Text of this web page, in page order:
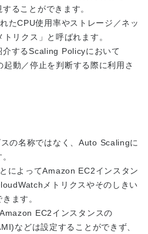
ることができます。
たCPU使用率やストレージ／ネッ
リクス」と呼ばれます。
介するScaling Policyにおいて
動／停止を判断する際に利用さ
の名称ではなく、Auto Scalingに
によってAmazon EC2インスタン
メトリクスやそのしきい
ます。
EC2インスタンスの
などは設定することができず、